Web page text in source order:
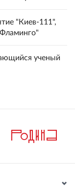
"Киев-111",
ученый